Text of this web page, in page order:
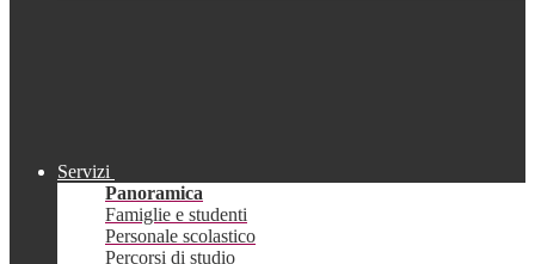
Servizi
Panoramica
Famiglie e studenti
Personale scolastico
Percorsi di studio